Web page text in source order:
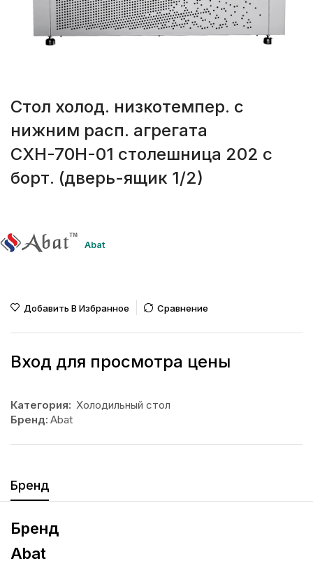
Стол холод. низкотемпер. с
нижним расп. агрегата
СХН-70Н-01 столешница 202 с
борт. (дверь-ящик 1/2)
Abat
Добавить В Избранное Сравнение
Вход для просмотра цены
Категория: Холодильный стол
Бренд: Abat
Бренд
Бренд
Abat